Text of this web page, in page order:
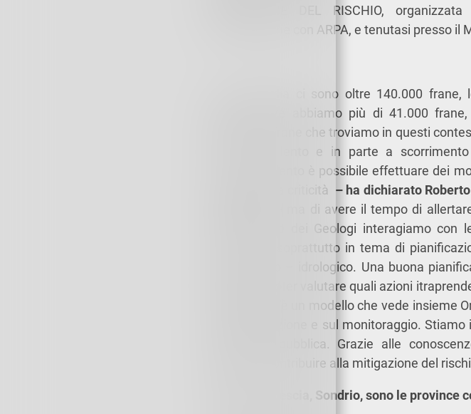
MITIGAZIONE DEL RISCHIO,
collaborazione con ARPA, e tenutasi presso
“In Lombardia ci sono oltre 140.000
Sondrio dove abbiamo più di 41.000
tipologia di frane che troviamo in questi
movimento lento e in parte a
movimento lento è possibile effettuare dei
di azzerare le criticità – ha dichiarato
ma di avere il tempo di
Come Ordine dei Geologi interagiamo
interessate soprattutto in tema di
dissesto geo – idrologico. Una buona
pubblici di poter valutare quali azioni
Lombardia c’è un modello che vede insieme
sulla prevenzione e sul monitoraggio.
all’opinione pubblica. Grazie alle
possiamo contribuire alla mitigazione del
Bergamo, Brescia, Sondrio, sono le